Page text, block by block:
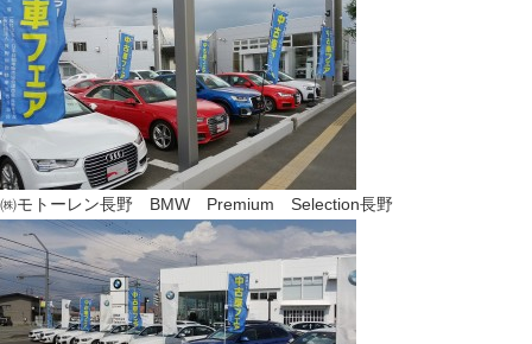
㈱モトーレン長野 BMW Premium Selection長野